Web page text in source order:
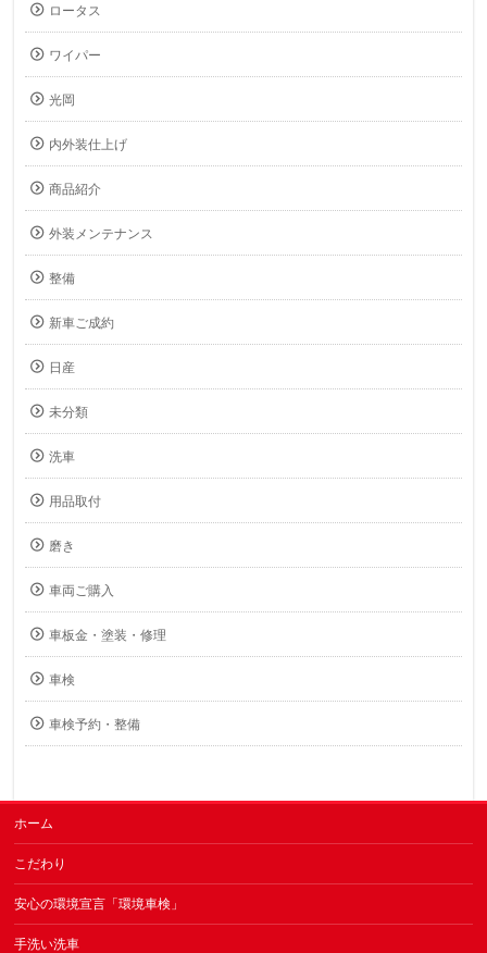
ロータス
ワイパー
光岡
内外装仕上げ
商品紹介
外装メンテナンス
整備
新車ご成約
日産
未分類
洗車
用品取付
磨き
車両ご購入
車板金・塗装・修理
車検
車検予約・整備
ホーム
こだわり
安心の環境宣言「環境車検」
手洗い洗車